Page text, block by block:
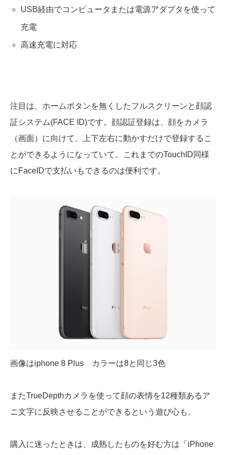
USB経由でコンピュータまたは電源アダプタを使って
充電
高速充電に対応
注目は、ホームボタンを無くしたフルスクリーンと顔認
証システム(FACE ID)です。顔認証登録は、顔をカメラ
（画面）に向けて、上下左右に動かすだけで登録するこ
とができるようになっていて。これまでのTouchID同様
にFaceIDで支払いもできるのは便利です。
画像はiphone 8 Plus カラーは8と同じ3色
またTrueDepthカメラを使って顔の表情を12種類あるア
ニ文字に反映させることができるという遊び心も。
購入に迷ったときは、成熟したものを好む方は「iPhone